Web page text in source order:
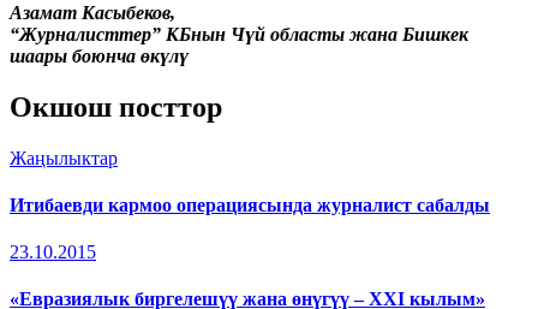
Азамат Касыбеков,
“Журналисттер” КБнын Чүй областы жана Бишкек
шаары боюнча өкүлү
Окшош посттор
Жаңылыктар
Итибаевди кармоо операциясында журналист сабалды
23.10.2015
«Евразиялык биргелешүү жана өнүгүү – XXI кылым»